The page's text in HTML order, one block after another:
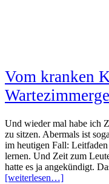
Vom kranken
Und wieder mal habe ich
zu sitzen. Abermals ist
im heutigen Fall:
lernen. Und Zeit zum
hatte es ja angekündigt.
[weiterlesen…]